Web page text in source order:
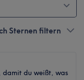
Sternen filtern
damit du weißt, was